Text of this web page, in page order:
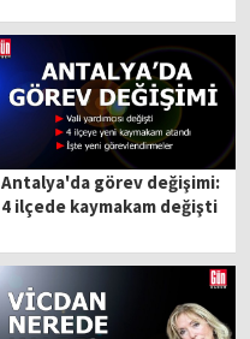
Antalya'da görev değişimi:
4 ilçede kaymakam değişti